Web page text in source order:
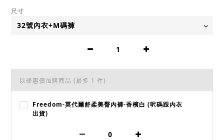
尺寸
以優惠價加購商品 (最多 1 件)
Freedom-莫代爾舒柔美臀內褲-香檳白 (呎碼跟內衣
出貨)